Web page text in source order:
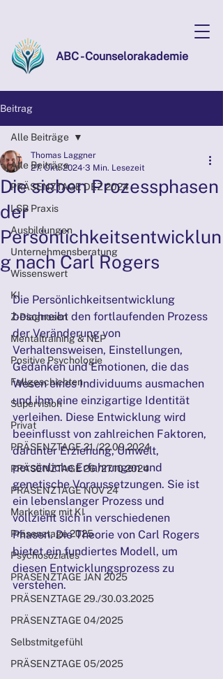
ABC - Counselorakademie
Beitrag
Alle Beiträge
PRÄSENZTAGE DEZ 2024
LSB Praxis
Ausbildungen
Unternehmensberatung
Wissenswert
KI
Z-Diagnosen
Mentaltraining & NLP
Positive Psychologie
Fallgeschichten
Supervision
Privat
PRÄSENZTAGE 21./22.09.2024
PRÄSENZTAGE 26./27.10.2024
PRÄSENZTAGE NOV 24
Marketing mit KI
Präsenztage 2025
Psychosoziales
PRÄSENZTAGE JAN 2025
PRÄSENZTAGE 29./30.03.2025
PRÄSENZTAGE 04/2025
Selbstmitgefühl
PRÄSENZTAGE 05/2025
Alle Beiträge
Die sieben Prozessphasen
der
Persönlichkeitsentwicklun
g nach Carl Rogers
Thomas Laggner
27. Okt. 2024 3 Min. Lesezeit
Die Persönlichkeitsentwicklung
beschreibt den fortlaufenden Prozess
der Veränderung von
Verhaltensweisen, Einstellungen,
Gedanken und Emotionen, die das
Wesen eines Individuums ausmachen
und ihm eine einzigartige Identität
verleihen. Diese Entwicklung wird
beeinflusst von zahlreichen Faktoren,
darunter Erziehung, Umwelt,
persönliche Erfahrungen und
genetische Voraussetzungen. Sie ist
ein lebenslanger Prozess und
vollzieht sich in verschiedenen
Phasen. Die Theorie von Carl Rogers
bietet ein fundiertes Modell, um
diesen Entwicklungsprozess zu
verstehen.